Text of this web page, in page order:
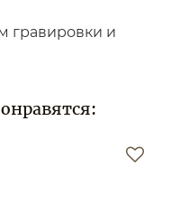
гравировки и